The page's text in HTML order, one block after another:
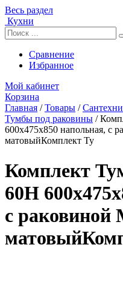
Весь раздел
Кухни
Сравнение
Избранное
Мой кабинет
Корзина
Главная /Товары /
Тумбы под раковины /
600х475х850 напольная, с
матовыйКомплект Ту
Комплект
60Н
с раковиной